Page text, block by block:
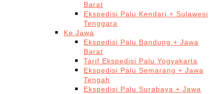
Barat
Ekspedisi Palu Kendari + Sulawesi
Tenggara
Ke Jawa
Ekspedisi Palu Bandung + Jawa
Barat
Tarif Ekspedisi Palu Yogyakarta
Ekspedisi Palu Semarang + Jawa
Tengah
Ekspedisi Palu Surabaya + Jawa